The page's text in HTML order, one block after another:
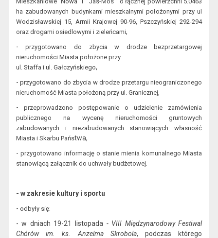
ha zabudowanych budynkami mieszkalnymi położonymi przyul
Wodzisławskiej 15, Armii Krajowej 90-96, Pszczyńskiej 292-294
oraz drogami osiedlowymi i zieleńcami,
-przygotowano do zbycia w drodze bezprzetargowej
nieruchomości Miasta położone przy
ul. Staffa i ul. Gałczyńskiego,
-przygotowano do zbycia w drodze przetargu nieograniczonego
nieruchomość Miasta położoną przy ul. Granicznej,
- przeprowadzono postępowanie o udzielenie zamówienia
publicznego na wycenę nieruchomości gruntowych
zabudowanych i niezabudowanych stanowiących własność
Miasta i Skarbu Państwa,
-przygotowano informację o stanie mienia komunalnego Miasta
stanowiącą załącznik do uchwały budżetowej
- w zakresie kultury i sportu
- odbyły się:
- w dniach 19-21 listopada - VIII Międzynarodowy Festiwal
Chórówim. ks. Anzelma Skrobola, podczas którego